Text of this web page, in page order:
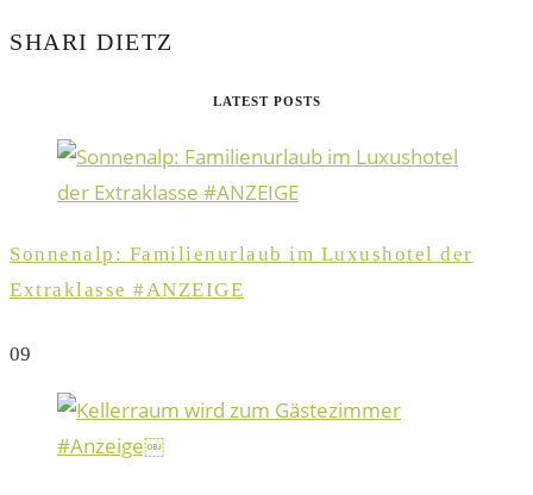
SHARI DIETZ
LATEST POSTS
Sonnenalp: Familienurlaub im Luxushotel der
Extraklasse #ANZEIGE
09